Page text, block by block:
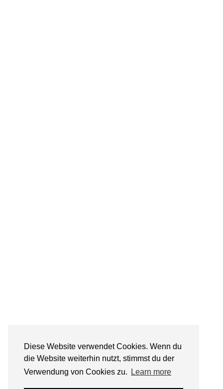
Diese Website verwendet Cookies. Wenn du
die Website weiterhin nutzt, stimmst du der
Verwendung von Cookies zu.
Learn more